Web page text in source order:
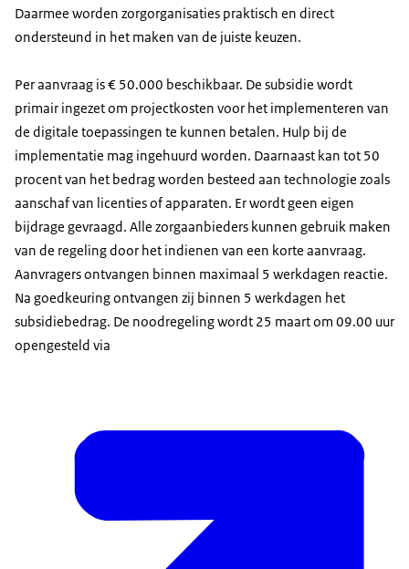
Daarmee worden zorgorganisaties praktisch en direct
ondersteund in het maken van de juiste keuzen.
Per aanvraag is € 50.000 beschikbaar. De subsidie wordt
primair ingezet om projectkosten voor het implementeren van
de digitale toepassingen te kunnen betalen. Hulp bij de
implementatie mag ingehuurd worden. Daarnaast kan tot 50
procent van het bedrag worden besteed aan technologie zoals
aanschaf van licenties of apparaten. Er wordt geen eigen
bijdrage gevraagd. Alle zorgaanbieders kunnen gebruik maken
van de regeling door het indienen van een korte aanvraag.
Aanvragers ontvangen binnen maximaal 5 werkdagen reactie.
Na goedkeuring ontvangen zij binnen 5 werkdagen het
subsidiebedrag. De noodregeling wordt 25 maart om 09.00 uur
opengesteld via